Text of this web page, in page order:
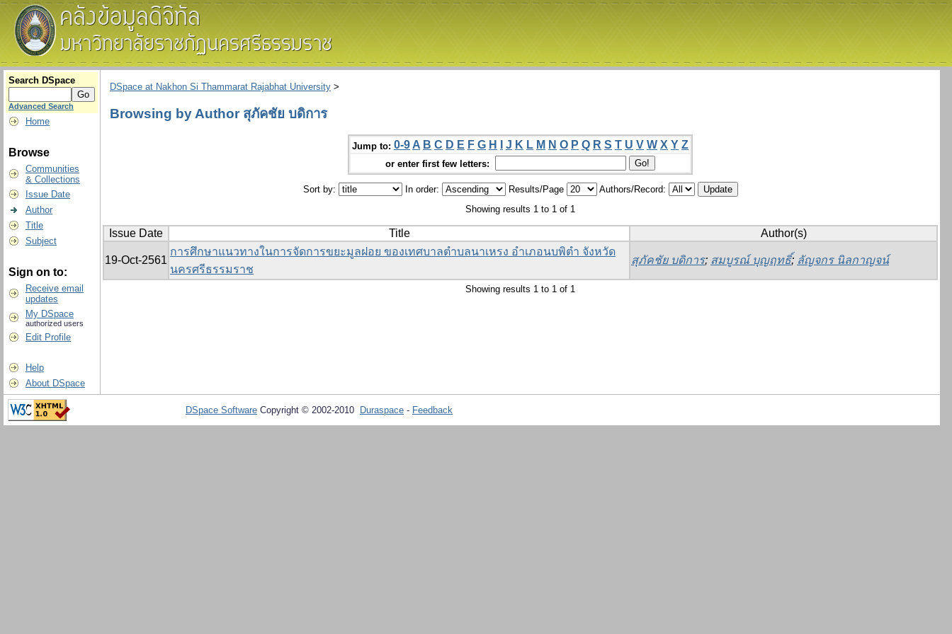
Search DSpace
Advanced Search
Home
Browse
Communities
& Collections
Issue Date
Author
Title
Subject
Sign on to:
Receive email
updates
My DSpace
authorized users
Edit Profile
Help
About DSpace
DSpace at Nakhon Si Thammarat Rajabhat University >
Browsing by Author สุภัคชัย บดิการ
Jump to: 0-9 A B C D E F G H J K L M N O P Q R S T U V W X Y Z
or enter first few letters:
Sort by: In order: Results/Page
Authors/Record:
Showing results 1 to 1 of 1
Issue Date Title Author(s)
19-Oct-2561
การศึกษาแนวทางในการจัดการขยะมูลฝอย ของเทศบาลตำบลนาเหรง อำเภอนบพิตำ จังหวัด
นครศรีธรรมราช
สุภัคชัย บดิการ; สมบูรณ์ บุญฤทธิ์; ลัญจกร นิลกาญจน์
Showing results 1 to 1 of 1
DSpace Software Copyright © 2002-2010 Duraspace - Feedback